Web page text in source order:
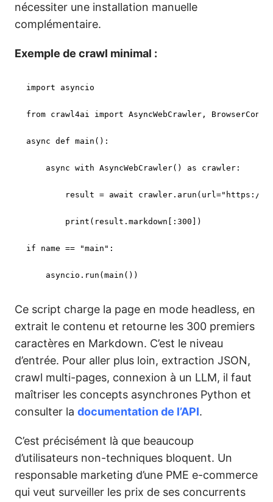
nécessiter une installation manuelle
complémentaire.
Exemple de crawl minimal :
import asyncio
from crawl4ai import AsyncWebCrawler,
async def main ():
async with AsyncWebCrawler() as crawler:
        result =
await crawler.arun(url="https://
print (result.markdown[: 300 ])
if name == "main" :
    asyncio.run(main())
Ce script charge la page en mode headless, en
extrait le contenu et retourne les 300 premiers
caractères en Markdown. C’est le niveau
d’entrée. Pour aller plus loin, extraction JSON,
crawl multi-pages, connexion à un LLM, il faut
maîtriser les concepts asynchrones Python et
consulter la documentation de l’API.
C’est précisément là que beaucoup
d’utilisateurs non-techniques bloquent. Un
responsable marketing d’une PME e-commerce
qui veut surveiller les prix de ses concurrents